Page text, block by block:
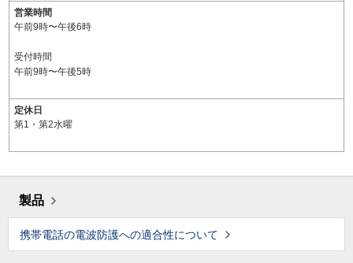
営業時間
午前9時〜午後6時
受付時間
午前9時〜午後5時
定休日
第1・第2水曜
製品
携帯電話の電波防護への適合性について